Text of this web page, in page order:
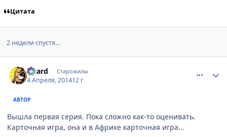
Цитата
2 недели спустя...
Guard Старожилы
4 Апреля, 201412 г
АВТОР
Вышла первая серия. Пока сложно как-то оценивать.
Карточная игра, она и в Африке карточная игра...